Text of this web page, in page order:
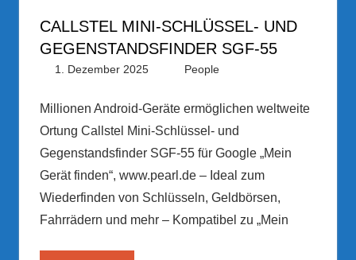
CALLSTEL MINI-SCHLÜSSEL- UND
GEGENSTANDSFINDER SGF-55
1. Dezember 2025 PRGateway
People
Millionen Android-Geräte ermöglichen weltweite
Ortung Callstel Mini-Schlüssel- und
Gegenstandsfinder SGF-55 für Google „Mein
Gerät finden“, www.pearl.de – Ideal zum
Wiederfinden von Schlüsseln, Geldbörsen,
Fahrrädern und mehr – Kompatibel zu „Mein